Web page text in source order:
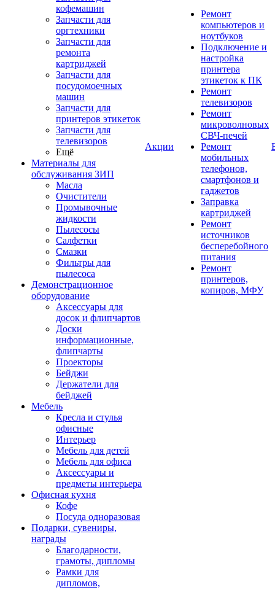
кофемашин
Запчасти для
оргтехники
Запчасти для
ремонта
картриджей
Запчасти для
посудомоечных
машин
Запчасти для
принтеров этикеток
Запчасти для
телевизоров
Ещё
Материалы для
обслуживания ЗИП
Масла
Очистители
Промывочные
жидкости
Пылесосы
Салфетки
Смазки
Фильтры для
пылесоса
Демонстрационное
оборудование
Аксессуары для
досок и флипчартов
Доски
информационные,
флипчарты
Проекторы
Бейджи
Держатели для
бейджей
Мебель
Кресла и стулья
офисные
Интерьер
Мебель для детей
Мебель для офиса
Аксессуары и
предметы интерьера
Офисная кухня
Кофе
Посуда одноразовая
Подарки, сувениры,
награды
Благодарности,
грамоты, дипломы
Рамки для
дипломов,
Акции
Ремонт
компьютеров и
ноутбуков
Подключение и
настройка
принтера
этикеток к ПК
Ремонт
телевизоров
Ремонт
микроволновых
СВЧ-печей
Ремонт
мобильных
телефонов,
смартфонов и
гаджетов
Заправка
картриджей
Ремонт
источников
бесперебойного
питания
Ремонт
принтеров,
копиров, МФУ